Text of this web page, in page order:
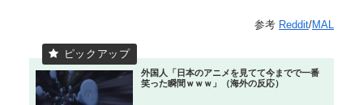
参考 Reddit/MAL
外国人「日本のアニメを見てて今までで一番
笑った瞬間ｗｗｗ」（海外の反応）